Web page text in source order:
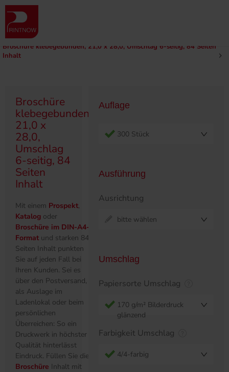
" >
Produktübersicht
210 x 280
Broschüre klebegebunden, 21,0 x 28,0, Umschlag 6-seitig, 84 Seiten
Inhalt
Broschüre
klebegebunden,
21,0 x
28,0,
Umschlag
6-seitig, 84
Seiten
Inhalt
Mit einem Prospekt,
Katalog oder
Broschüre im DIN-A4-
Format und starken 84
Seiten Inhalt punkten
Sie auf jeden Fall bei
Ihren Kunden. Sei es
über den Postversand,
als Auslage im
Ladenlokal oder beim
persönlichen
Überreichen: So ein
Druckwerk in höchster
Qualität hinterlässt
Eindruck. Füllen Sie die
Broschüre Inhalt mit
Auflage
300 Stück
Ausführung
Ausrichtung
bitte wählen
Umschlag
Papiersorte Umschlag
170 g/m² Bilderdruck
glänzend
Farbigkeit Umschlag
4/4-farbig